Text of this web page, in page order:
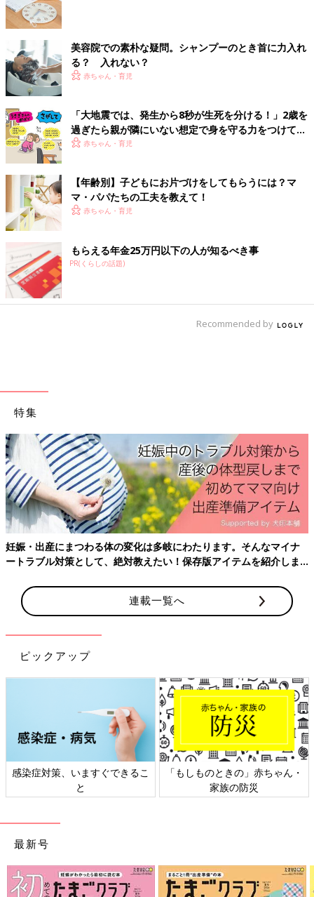
を伸ばす見守り方
自立を促すためにも「見守ったほうがいい」と
わかっていても、子どもが失敗しそうになった
聞きました。
子どもが3歳
以降になって、自分自身が困った場面に遭遇した際
に、子どもがどう行動するかで考える力が育っているかどうかが
わかるそうです。ただ泣いている場合は、考える力が未熟なのか
を伸ばす！ 魔法の言葉かけはコレ”で紹介した3歳のかかわり方
を参考に、「どうしたらいいかな？ ○○しようか？」「△△しよ
うか？」と選択肢を与えて、そこから考えて選ばせるかかわり方
をしてみてほしいとのこと。考える力が育たない理由は、解決の
選択肢が思い浮かばないため“自分で考えられない”“行動に移せな
い”ということがあるそうなので、ママ・パパが選択肢を示し
て、そこから自分で選んで行動に移す練習から始めてみるのがよ
さそうです。（取材・文／麻生珠恵、ひよこクラブ編集部）
美容院での素朴な疑問。シャンプーのとき首に力入れ
る？ 入れない？
赤ちゃん・育児
「大地震では、発生から8秒が生死を分ける！」2歳を
過ぎたら親が隣にいない想定で身を守る力をつけて
【専門家】
赤ちゃん・育児
【年齢別】子どもにお片づけをしてもらうには？マ
マ・パパたちの工夫を教えて！
赤ちゃん・育児
もらえる年金25万円以下の人が知るべき事
PR(くらしの話題)
Recommended by
特集
妊娠・出産にまつわる体の変化は多岐にわたります。そんなマイナ
ートラブル対策として、絶対教えたい！保存版アイテムを紹介しま
連載一覧へ
ピックアップ
感染症対策、いますぐできるこ
と
「もしものときの」赤ちゃん・
家族の防災
最新号